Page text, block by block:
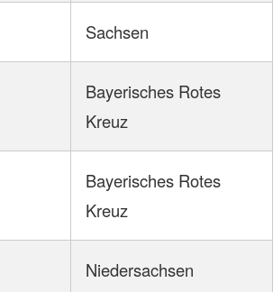
Sachsen
Bayerisches Rotes
Kreuz
Bayerisches Rotes
Kreuz
Niedersachsen